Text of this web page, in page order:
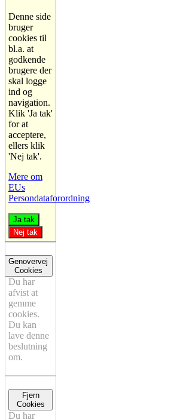
Denne side
bruger
cookies til
bl.a. at
godkende
brugere der
skal logge
ind og
navigation.
Klik 'Ja tak'
for at
acceptere,
ellers klik
'Nej tak'.
Mere om
EUs
Persondataforordning
Ja tak
Nej tak
Genovervej
Cookies
Du har
afvist at
gemme
cookies.
Du kan
lave denne
beslutning
om.
Fjern
Cookies
Du har